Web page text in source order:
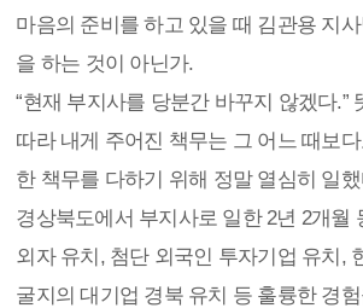
마음의 준비를 하고 있을 때 김관용 지
을 하는 것이 아닌가.
“현재 부지사를 당분간 바꾸지 않겠다.”
따라 내게 주어진 책무는 그 어느 때보
한 책무를 다하기 위해 정말 열심히 일
경상북도에서 부지사로 일한 2년 2개월
외자 유치, 첨단 외국인 투자기업 유치,
굴지의 대기업 경북 유치 등 훌륭한 경